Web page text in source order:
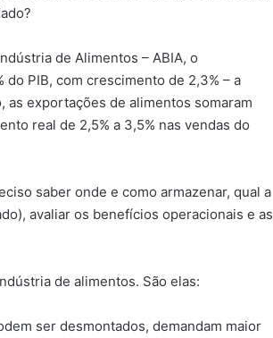
de Alimentos – ABIA, o
PIB, com crescimento de 2,3% – a
as exportações de alimentos somaram
real de 2,5% a 3,5% nas vendas do
saber onde e como armazenar, qual a
avaliar os benefícios operacionais e as
de alimentos. São elas:
ser desmontados, demandam maior